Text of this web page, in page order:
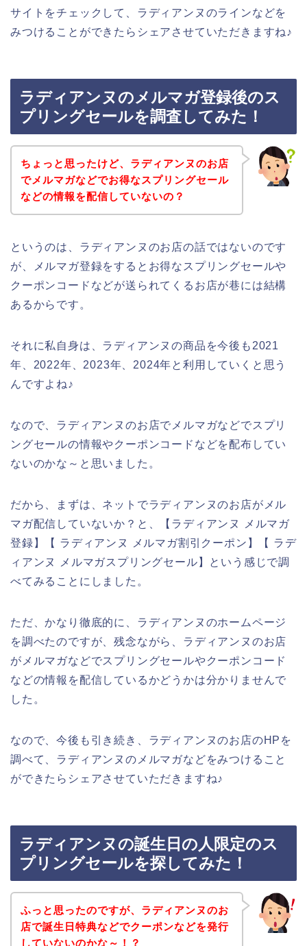
サイトをチェックして、ラディアンヌのラインなどを
みつけることができたらシェアさせていただきますね♪
ラディアンヌのメルマガ登録後のス
プリングセールを調査してみた！
ちょっと思ったけど、ラディアンヌのお店
でメルマガなどでお得なスプリングセール
などの情報を配信していないの？
というのは、ラディアンヌのお店の話ではないのです
が、メルマガ登録をするとお得なスプリングセールや
クーポンコードなどが送られてくるお店が巷には結構
あるからです。
それに私自身は、ラディアンヌの商品を今後も2021
年、2022年、2023年、2024年と利用していくと思う
んですよね♪
なので、ラディアンヌのお店でメルマガなどでスプリ
ングセールの情報やクーポンコードなどを配布してい
ないのかな～と思いました。
だから、まずは、ネットでラディアンヌのお店がメル
マガ配信していないか？と、【ラディアンヌ メルマガ
登録】【 ラディアンヌ メルマガ割引クーポン】【 ラデ
ィアンヌ メルマガスプリングセール】という感じで調
べてみることにしました。
ただ、かなり徹底的に、ラディアンヌのホームページ
を調べたのですが、残念ながら、ラディアンヌのお店
がメルマガなどでスプリングセールやクーポンコード
などの情報を配信しているかどうかは分かりませんで
した。
なので、今後も引き続き、ラディアンヌのお店のHPを
調べて、ラディアンヌのメルマガなどをみつけること
ができたらシェアさせていただきますね♪
ラディアンヌの誕生日の人限定のス
プリングセールを探してみた！
ふっと思ったのですが、ラディアンヌのお
店で誕生日特典などでクーポンなどを発行
していないのかな～！？